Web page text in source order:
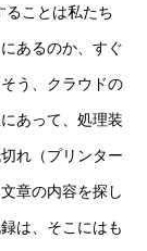
ることは私たち
あるのか、すぐ
う、クラウドの
あって、処理装
れ（プリンター
章の内容を探し
は、そこにはも